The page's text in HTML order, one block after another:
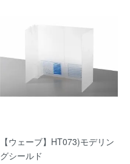
【ウェーブ】HT073)モデリン
グシールド